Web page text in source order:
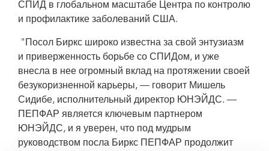
СПИД в глобальном масштабе Центра по контролю
и профилактике заболеваний США.
"Посол Биркс широко известна за свой энтузиазм
и приверженность борьбе со СПИДом, и уже
внесла в нее огромный вклад на протяжении своей
безукоризненной карьеры, — говорит Мишель
Сидибе, исполнительный директор ЮНЭЙДС. —
ПЕПФАР является ключевым партнером
ЮНЭЙДС, и я уверен, что под мудрым
руководством посла Биркс ПЕПФАР продолжит